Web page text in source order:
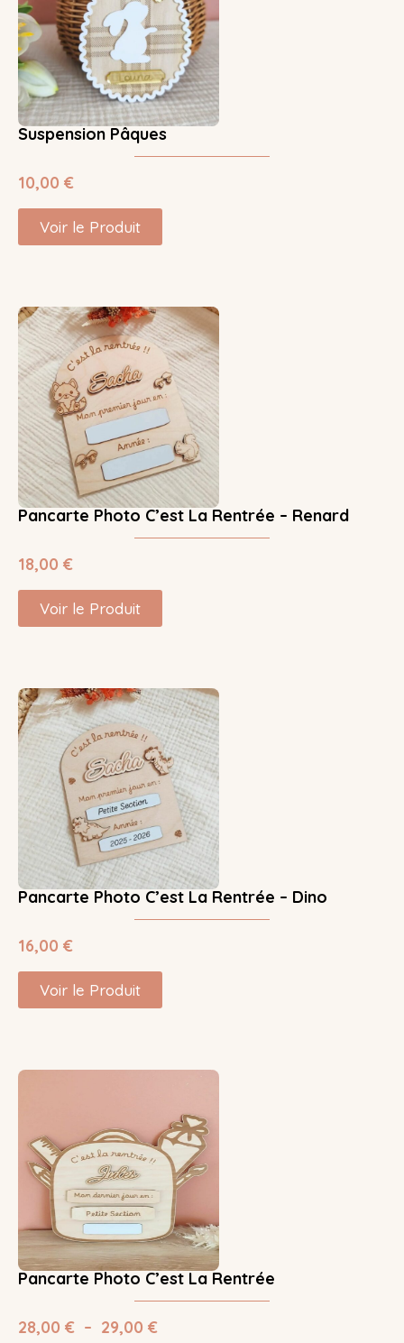
Suspension Pâques
10,00 €
Voir le Produit
Pancarte Photo C’est La Rentrée – Renard
18,00 €
Voir le Produit
Pancarte Photo C’est La Rentrée – Dino
16,00 €
Voir le Produit
Pancarte Photo C’est La Rentrée
28,00 € – 29,00 €